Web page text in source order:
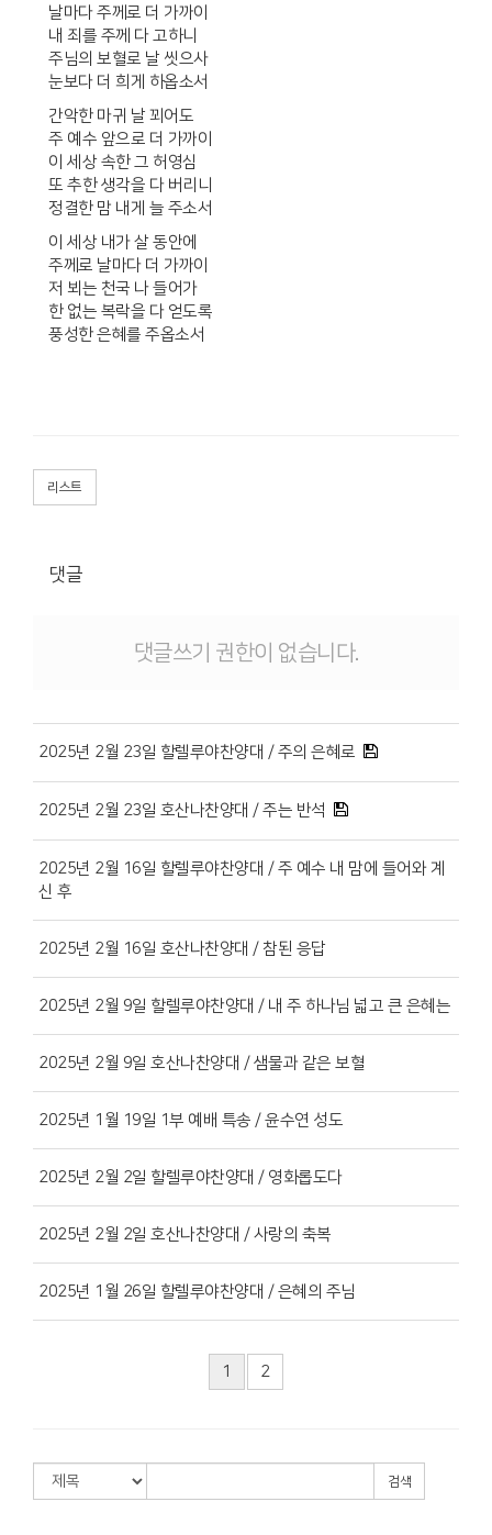
날마다 주께로 더 가까이
내 죄를 주께 다 고하니
주님의 보혈로 날 씻으사
눈보다 더 희게 하옵소서
​간악한 마귀 날 꾀어도
주 예수 앞으로 더 가까이
이 세상 속한 그 허영심
또 추한 생각을 다 버리니
정결한 맘 내게 늘 주소서
이 세상 내가 살 동안에
주께로 날마다 더 가까이
저 뵈는 천국 나 들어가
한 없는 복락을 다 얻도록
풍성한 은혜를 주옵소서
리스트
댓글
댓글쓰기 권한이 없습니다.
2025년 2월 23일 할렐루야찬양대 / 주의 은혜로
2025년 2월 23일 호산나찬양대 / 주는 반석
2025년 2월 16일 할렐루야찬양대 / 주 예수 내 맘에 들어와 계
신 후
2025년 2월 16일 호산나찬양대 / 참된 응답
2025년 2월 9일 할렐루야찬양대 / 내 주 하나님 넓고 큰 은혜는
2025년 2월 9일 호산나찬양대 / 샘물과 같은 보혈
2025년 1월 19일 1부 예배 특송 / 윤수연 성도
2025년 2월 2일 할렐루야찬양대 / 영화롭도다
2025년 2월 2일 호산나찬양대 / 사랑의 축복
2025년 1월 26일 할렐루야찬양대 / 은혜의 주님
1 2
검색